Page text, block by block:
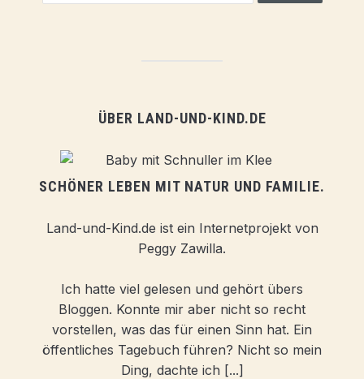
ÜBER LAND-UND-KIND.DE
SCHÖNER LEBEN MIT NATUR UND FAMILIE.
Land-und-Kind.de ist ein Internetprojekt von
Peggy Zawilla.
Ich hatte viel gelesen und gehört übers
Bloggen. Konnte mir aber nicht so recht
vorstellen, was das für einen Sinn hat. Ein
öffentliches Tagebuch führen? Nicht so mein
Ding, dachte ich [...]